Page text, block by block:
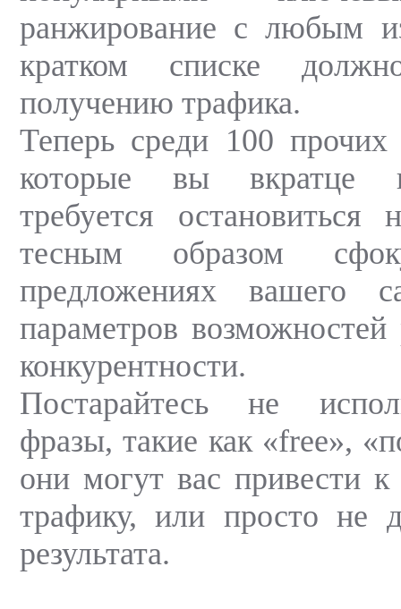
ранжирование с любым
кратком списке
получению трафика.
Теперь среди 100
которые вы вкратце
требуется остановиться
тесным образом
предложениях вашего
параметров
конкурентности.
Постарайтесь не
фразы, такие как «free»,
они могут вас привести к
трафику, или просто не
результата.